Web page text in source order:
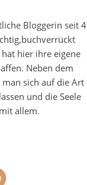
Bloggerin seit 4
hier ihre eigene
Neben dem
sich auf die Art
und die Seele
allem.